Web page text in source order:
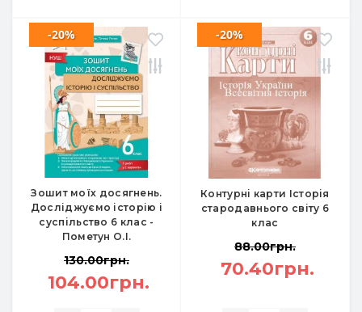
Зошит моїх досягнень.
Досліджуємо історію і
суспільство 6 клас -
Пометун О.І.
-20%
130.00грн.
104.00грн.
Контурні карти Історія
стародавнього світу 6
клас
-20%
88.00грн.
70.40грн.